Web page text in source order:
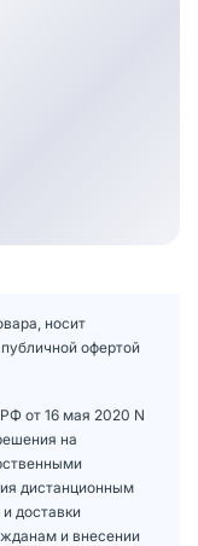
носит
офертой
от 16 мая 2020 N
на
дистанционным
доставки
и внесении